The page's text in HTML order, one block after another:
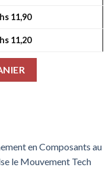
11,90
11,20
en Composants au
le Mouvement Tech